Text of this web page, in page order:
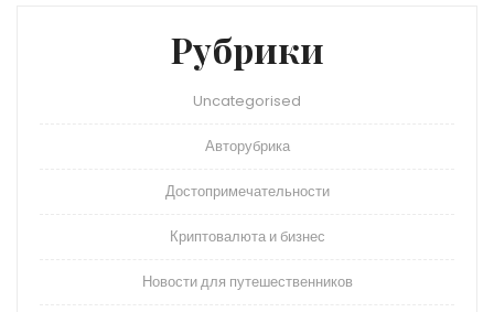
Рубрики
Uncategorised
Авторубрика
Достопримечательности
Криптовалюта и бизнес
Новости для путешественников